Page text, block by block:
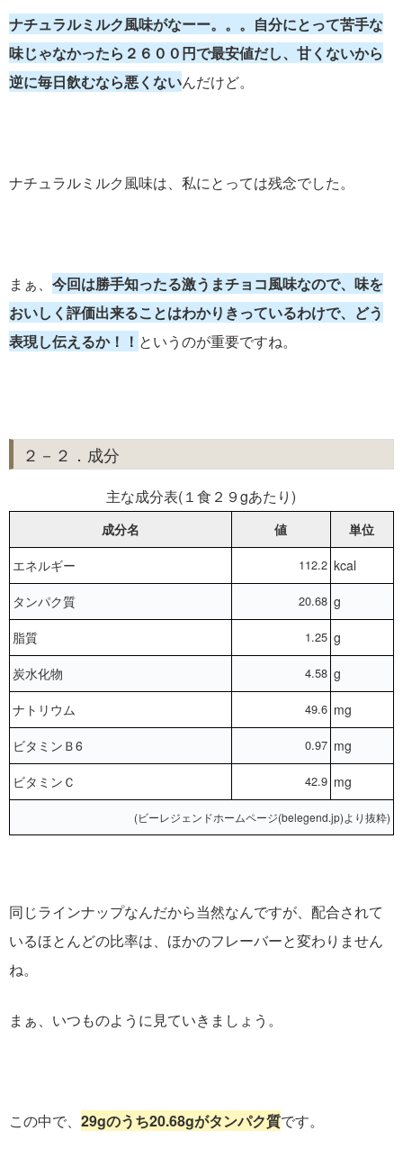
ナチュラルミルク風味がなーー。。。自分にとって苦手な
味じゃなかったら２６００円で最安値だし、甘くないから
逆に毎日飲むなら悪くないんだけど。
ナチュラルミルク風味は、私にとっては残念でした。
まぁ、 今回は勝手知ったる激うまチョコ風味なので、味を
おいしく評価出来ることはわかりきっているわけで、どう
表現し伝えるか！！ というのが重要ですね。
２－２．成分
主な成分表(１食２９gあたり)
成分名 値
単位
エネルギー
112.2 kcal
タンパク質
20.68 g
脂質
1.25 g
炭水化物
4.58 g
ナトリウム
49.6 mg
ビタミンＢ6
0.97 mg
ビタミンＣ
42.9 mg
(ビーレジェンドホームページ(belegend.jp)より抜粋)
同じラインナップなんだから当然なんですが、配合されて
いるほとんどの比率は、ほかのフレーバーと変わりません
ね。
まぁ、いつものように見ていきましょう。
この中で、 29gのうち20.68gがタンパク質です。